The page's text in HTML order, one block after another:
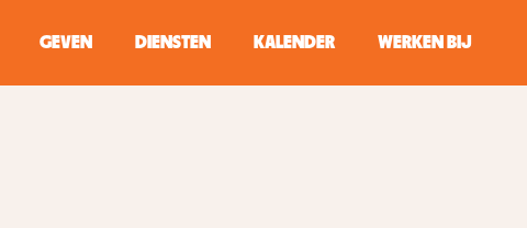
GEVEN DIENSTEN KALENDER WERKEN BIJ